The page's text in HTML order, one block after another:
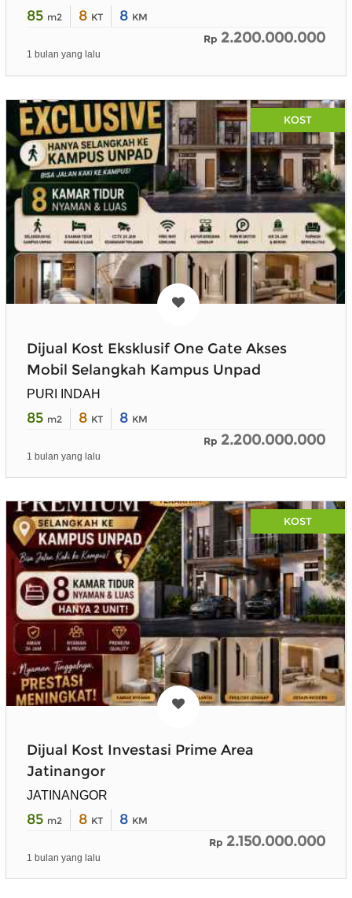
85 m2 8 KT 8 KM
Rp 2.200.000.000
1 bulan yang lalu
KOST
Dijual Kost Eksklusif One Gate Akses
Mobil Selangkah Kampus Unpad
PURI INDAH
85 m2 8 KT 8 KM
Rp 2.200.000.000
1 bulan yang lalu
KOST
Dijual Kost Investasi Prime Area
Jatinangor
JATINANGOR
85 m2 8 KT 8 KM
Rp 2.150.000.000
1 bulan yang lalu